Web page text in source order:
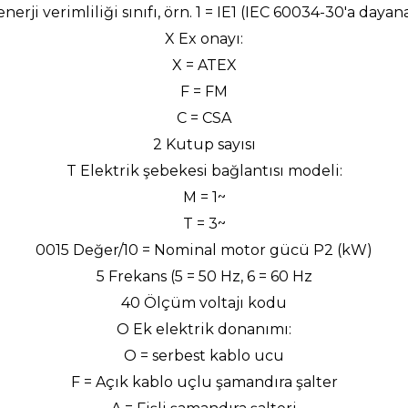
verimliliği sınıfı, örn. 1 = IE1 (IEC 60034-30'a
X Ex onayı:
X = ATEX
F = FM
C = CSA
2 Kutup sayısı
T Elektrik şebekesi bağlantısı modeli:
M = 1~
T = 3~
0015 Değer/10 = Nominal motor gücü P2 (kW)
5 Frekans (5 = 50 Hz, 6 = 60 Hz
40 Ölçüm voltajı kodu
O Ek elektrik donanımı:
O = serbest kablo ucu
F = Açık kablo uçlu şamandıra şalter